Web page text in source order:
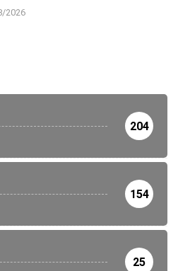
2026
204
154
25